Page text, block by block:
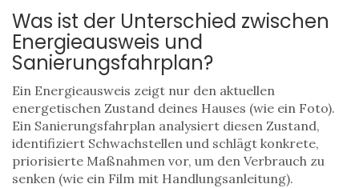
Was ist der Unterschied zwischen
Energieausweis und
Sanierungsfahrplan?
Ein Energieausweis zeigt nur den aktuellen
energetischen Zustand deines Hauses (wie ein Foto).
Ein Sanierungsfahrplan analysiert diesen Zustand,
identifiziert Schwachstellen und schlägt konkrete,
priorisierte Maßnahmen vor, um den Verbrauch zu
senken (wie ein Film mit Handlungsanleitung).